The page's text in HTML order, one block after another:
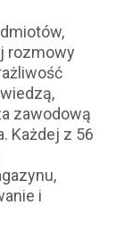
rozmowy
zawodową
Każdej z 56
i